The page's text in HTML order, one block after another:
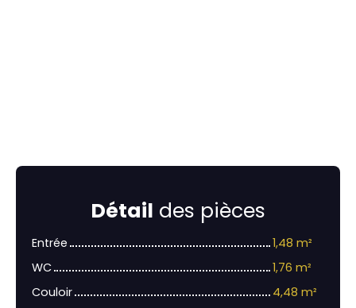
Détail des pièces
Entrée
1,48 m²
WC
1,76 m²
Couloir
4,48 m²